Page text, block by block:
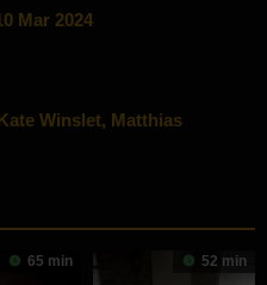
Mar 2024
Winslet, Matthias
65 min 52 min